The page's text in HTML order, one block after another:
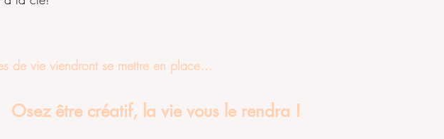
de vie viendront se mettre en place...
Osez être créatif, la vie vous le rendra !